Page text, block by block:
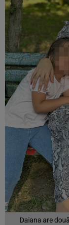
Daiana are